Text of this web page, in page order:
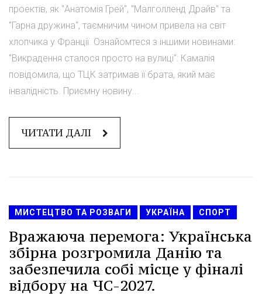
проектів, як "Анатомія Грей", "Малголленд Драйв" та
"Гарна дружина", таємничим чином привела на світ
хлопчика у Франції. Ознайомтеся з іншими новинами:
"Викрадення сталося просто на вулиці": Камалія
повідомила, що ТЦК затримав її брата, який має
інвалідність. Приємну новину...
ЧИТАТИ ДАЛІ
МИСТЕЦТВО ТА РОЗВАГИ УКРАЇНА СПОРТ
Вражаюча перемога: Українська
збірна розгромила Данію та
забезпечила собі місце у фіналі
відбору на ЧС-2027.